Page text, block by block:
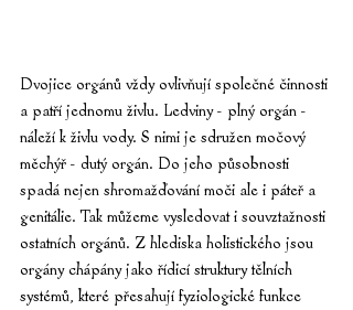
Dvojice orgánů vždy ovlivňují společné činnosti
a patří jednomu živlu. Ledviny - plný orgán -
náleží k živlu vody. S nimi je sdružen močový
měchýř - dutý orgán. Do jeho působnosti
spadá nejen shromažďování moči ale i páteř a
genitálie. Tak můžeme vysledovat i souvztažnosti
ostatních orgánů. Z hlediska holistického jsou
orgány chápány jako řídicí struktury tělních
systémů, které přesahují fyziologické funkce